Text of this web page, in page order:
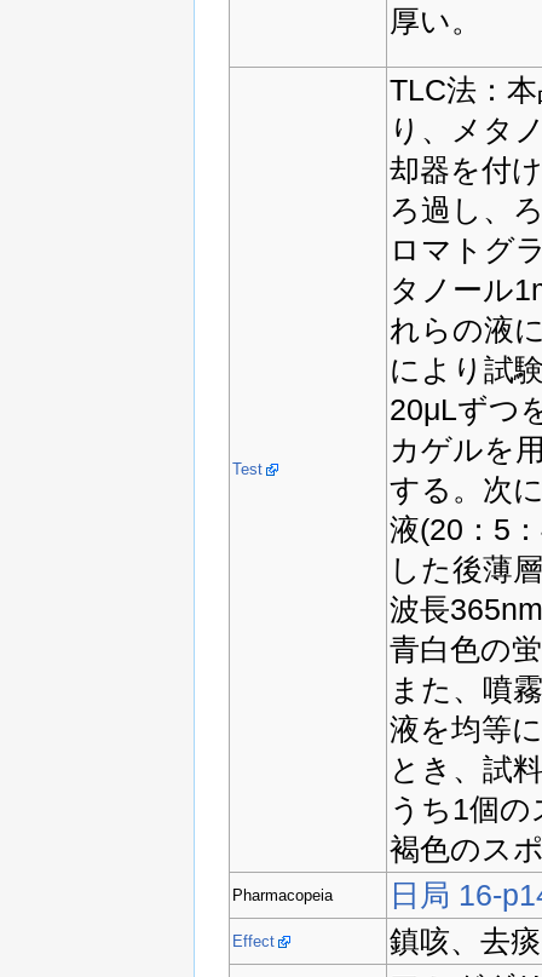
厚い。
Test
TLC法：
り、メタ
却器を付
ろ過し、
ロマトグ
タノール
れらの液
により試
20μLずつ
カゲルを
する。次
液(20：5
した後薄
波長
青白色の
また、噴
液を均等
とき、試
うち1個
褐色のス
Pharmacopeia 日局 16-
Effect 鎮咳、去痰